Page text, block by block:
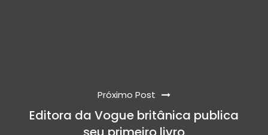
Próximo Post
Editora da Vogue britânica publica